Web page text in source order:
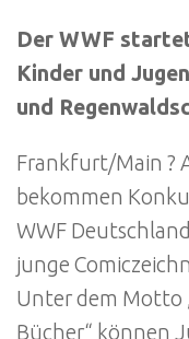
Der WWF
Kinder und
und
Frankfurt/Main ?
bekommen
WWF
junge
Unter dem Motto
Bücher“ können